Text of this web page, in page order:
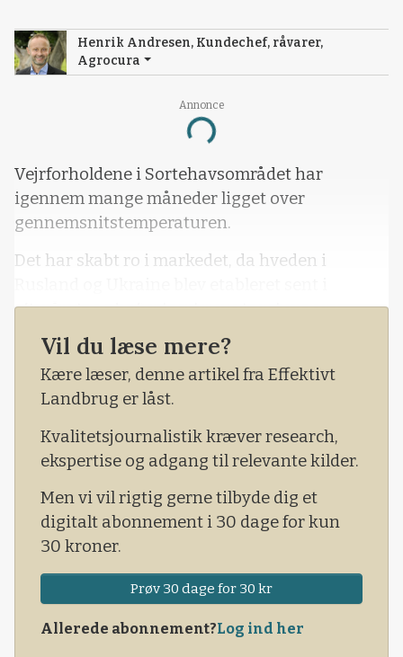
Annonce
Loading...
Henrik Andresen, Kundechef, råvarer,
Agrocura
Vejrforholdene i Sortehavsområdet har
igennem mange måneder ligget over
gennemsnitstemperaturen.
Det har skabt ro i markedet, da hveden i
efteråret og derfor har krævet en længere
periode med plusgrader for at udvikle et stærkt
rodnet til at modstå vinteren. Temperaturen er
nu faldet til minusgrader, og der spekuleres i,
om hveden begynder at tage skade af frosten.
Vil du læse mere?
Kære læser, denne artikel fra Effektivt
Landbrug er låst.
Kvalitetsjournalistik kræver research,
ekspertise og adgang til relevante kilder.
Men vi vil rigtig gerne tilbyde dig et
digitalt abonnement i 30 dage for kun
30 kroner.
Prøv 30 dage for 30 kr
Allerede abonnement?Log ind her